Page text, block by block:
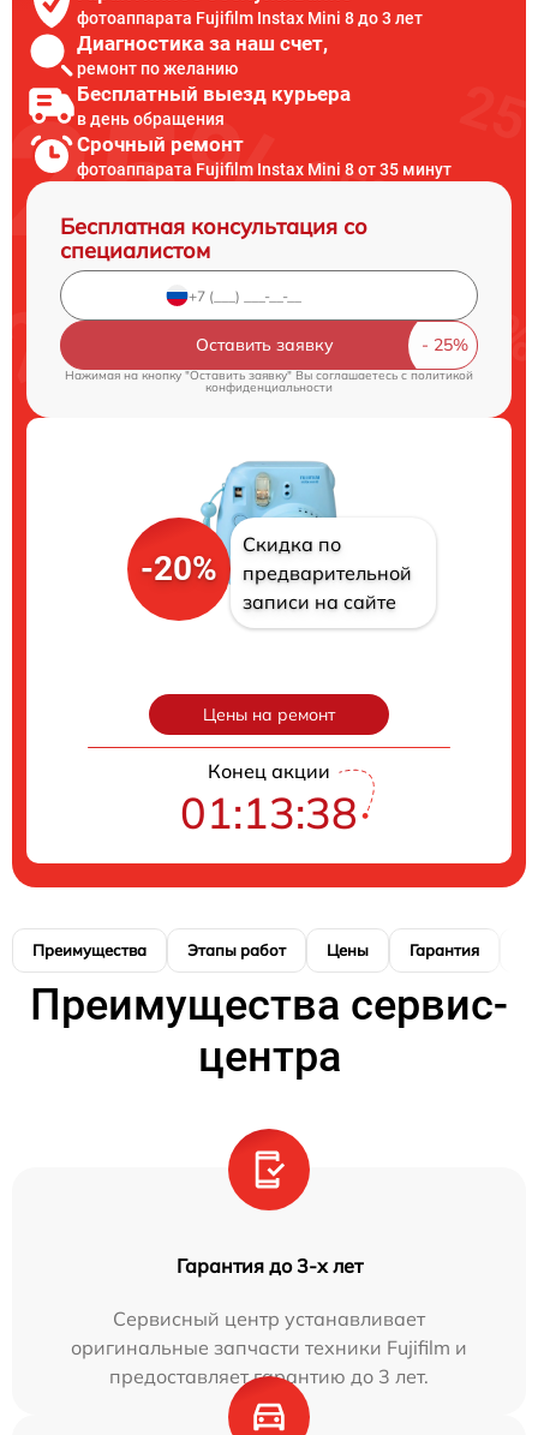
фотоаппарата Fujifilm Instax Mini 8 до 3 лет
Диагностика за наш счет,
ремонт по желанию
Бесплатный выезд курьера
в день обращения
Срочный ремонт
фотоаппарата Fujifilm Instax Mini 8 от 35 минут
Бесплатная консультация со
специалистом
Оставить заявку
Нажимая на кнопку "Оставить заявку" Вы соглашаетесь c политикой
конфиденциальности
-20%
Скидка по
предварительной
записи на сайте
Цены на ремонт
Конец акции
01:13:37
Преимущества Этапы работ Цены Гарантия
Преимущества сервис-
центра
Гарантия до 3-х лет
Сервисный центр устанавливает
оригинальные запчасти техники Fujifilm и
предоставляет гарантию до 3 лет.